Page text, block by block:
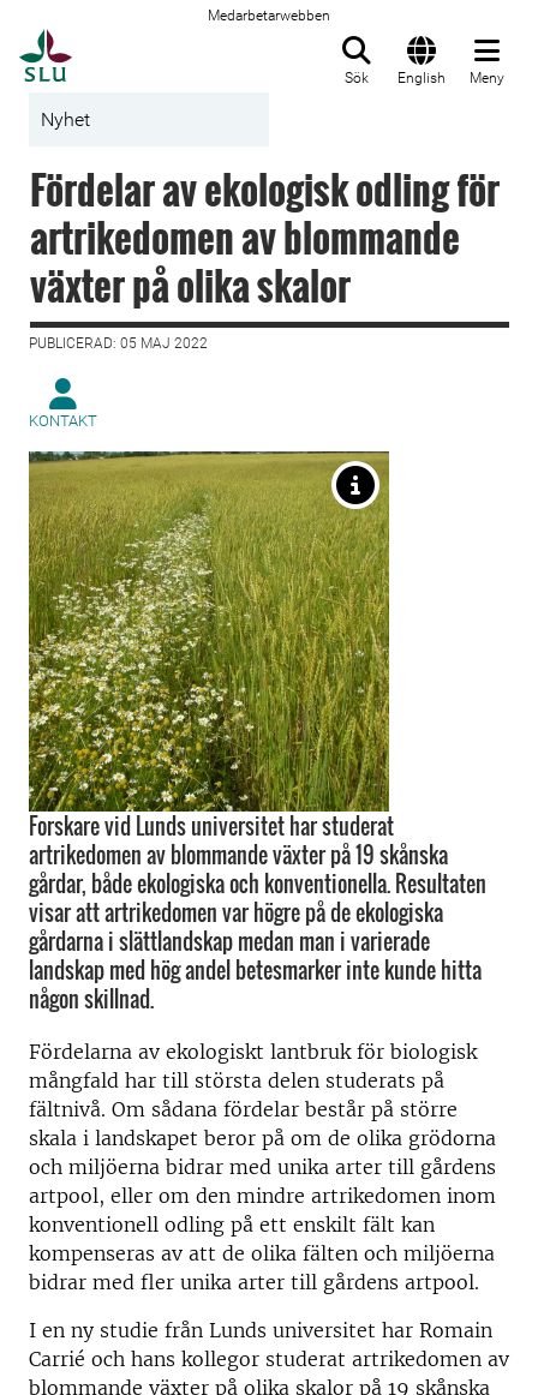
Medarbetarwebben
Sök English Meny
Nyhet
Fördelar av ekologisk odling för
artrikedomen av blommande
växter på olika skalor
PUBLICERAD: 05 MAJ 2022
KONTAKT
Forskare vid Lunds universitet har studerat
artrikedomen av blommande växter på 19 skånska
gårdar, både ekologiska och konventionella. Resultaten
visar att artrikedomen var högre på de ekologiska
gårdarna i slättlandskap medan man i varierade
landskap med hög andel betesmarker inte kunde hitta
någon skillnad.
Fördelarna av ekologiskt lantbruk för biologisk
mångfald har till största delen studerats på
fältnivå. Om sådana fördelar består på större
skala i landskapet beror på om de olika grödorna
och miljöerna bidrar med unika arter till gårdens
artpool, eller om den mindre artrikedomen inom
konventionell odling på ett enskilt fält kan
kompenseras av att de olika fälten och miljöerna
bidrar med fler unika arter till gårdens artpool.
I en ny studie från Lunds universitet har Romain
Carrié och hans kollegor studerat artrikedomen av
blommande växter på olika skalor på 19 skånska